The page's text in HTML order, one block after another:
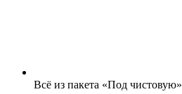
Всё из пакета «Под чистовую»